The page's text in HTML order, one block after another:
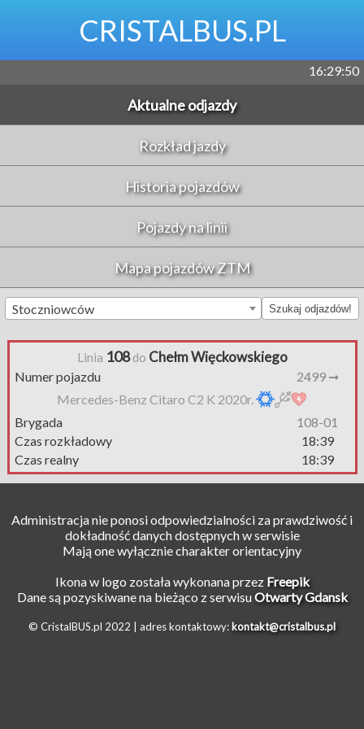
CRISTALBUS.PL
16:29:50
Aktualne odjazdy
Rozkład jazdy
Historia pojazdów
Pojazdy na linii
Mapa pojazdów ZTM
Stoczniowców Szukaj odjazdów!
Linia 108do Chełm Więckowskiego
Numer pojazdu
2499 ➞
Mercedes-Benz Citaro C2 K 2020r.
Brygada
108-01
Czas rozkładowy
18:39
Czas realny
18:39
Administracja nie ponosi odpowiedzialności za prawdziwość i
dokładność danych dostępnych w serwisie
Mają one wyłącznie charakter orientacyjny
Ikona w logo została wykonana przez Freepik
Dane są pozyskiwane na bieżąco z serwisuOtwarty Gdansk
© CristalBUS.pl 2022 | adres kontaktowy: kontakt@cristalbus.pl